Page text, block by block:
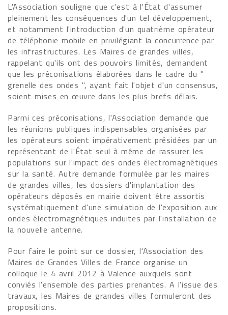
L'Association souligne que c'est à l'État d'assumer
pleinement les conséquences d'un tel développement,
et notamment l'introduction d'un quatrième opérateur
de téléphonie mobile en privilégiant la concurrence par
les infrastructures. Les Maires de grandes villes,
rappelant qu'ils ont des pouvoirs limités, demandent
que les préconisations élaborées dans le cadre du "
grenelle des ondes ", ayant fait l'objet d'un consensus,
soient mises en œuvre dans les plus brefs délais.
Parmi ces préconisations, l'Association demande que
les réunions publiques indispensables organisées par
les opérateurs soient impérativement présidées par un
représentant de l'État seul à même de rassurer les
populations sur l'impact des ondes électromagnétiques
sur la santé. Autre demande formulée par les maires
de grandes villes, les dossiers d'implantation des
opérateurs déposés en mairie doivent être assortis
systématiquement d'une simulation de l'exposition aux
ondes électromagnétiques induites par l'installation de
la nouvelle antenne.
Pour faire le point sur ce dossier, l'Association des
Maires de Grandes Villes de France organise un
colloque le 4 avril 2012 à Valence auxquels sont
conviés l'ensemble des parties prenantes. A l'issue des
travaux, les Maires de grandes villes formuleront des
propositions.